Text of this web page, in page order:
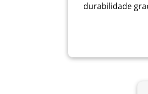
durabilidade